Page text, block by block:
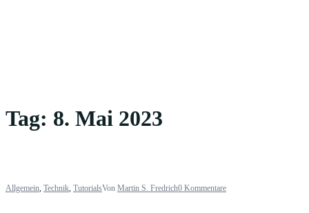
Tag: 8. Mai 2023
Allgemein, Technik, TutorialsVon Martin S. Fredrich0 Kommentare